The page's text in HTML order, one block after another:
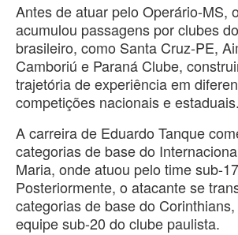
Antes de atuar pelo Operário-MS,
acumulou passagens por clubes
brasileiro, como Santa Cruz-PE,
Camboriú e Paraná Clube,
trajetória de experiência em
competições nacionais e estaduais.
A carreira de Eduardo Tanque
categorias de base do
Maria, onde atuou pelo time sub-
Posteriormente, o atacante se
categorias de base do
equipe sub-20 do clube paulista.